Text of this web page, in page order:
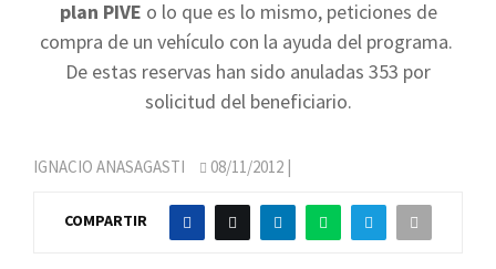
plan PIVE o lo que es lo mismo, peticiones de
compra de un vehículo con la ayuda del programa.
De estas reservas han sido anuladas 353 por
solicitud del beneficiario.
IGNACIO ANASAGASTI 08/11/2012 |
COMPARTIR